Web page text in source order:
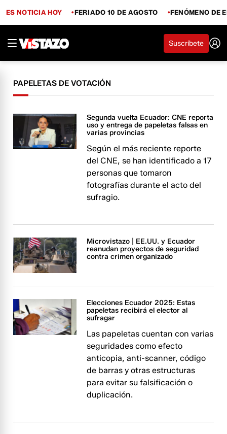
ES NOTICIA HOY FERIADO 10 DE AGOSTO FENÓMENO DE
Suscríbete
PAPELETAS DE VOTACIÓN
Segunda vuelta Ecuador: CNE reporta
uso y entrega de papeletas falsas en
varias provincias
Según el más reciente reporte
del CNE, se han identificado a 17
personas que tomaron
fotografías durante el acto del
sufragio.
Microvistazo | EE.UU. y Ecuador
reanudan proyectos de seguridad
contra crimen organizado
Elecciones Ecuador 2025: Estas
papeletas recibirá el elector al
sufragar
Las papeletas cuentan con varias
seguridades como efecto
anticopia, anti-scanner, código
de barras y otras estructuras
para evitar su falsificación o
duplicación.